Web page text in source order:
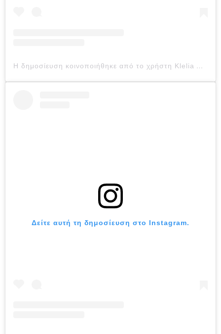
Η δημοσίευση κοινοποιήθηκε από το χρήστη Klelia Andriolatou (@klelia_andriolatou)
Δείτε αυτή τη δημοσίευση στο Instagram.